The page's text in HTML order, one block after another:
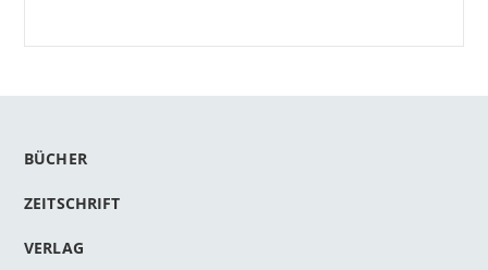
BÜCHER
ZEITSCHRIFT
VERLAG